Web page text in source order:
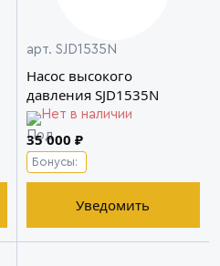
арт. SJD1535N
Насос высокого
давления SJD1535N
Нет в наличии
35 000 ₽
Бонусы:
Уведомить